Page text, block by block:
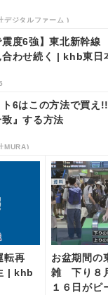
デジタルファーム )
震度6強】東北新幹
合わせ続く | khb東日
ト6はこの方法で買え
致』する方法
MURA)
転再
| khb
お盆期間の
雑 下り８
１６日が